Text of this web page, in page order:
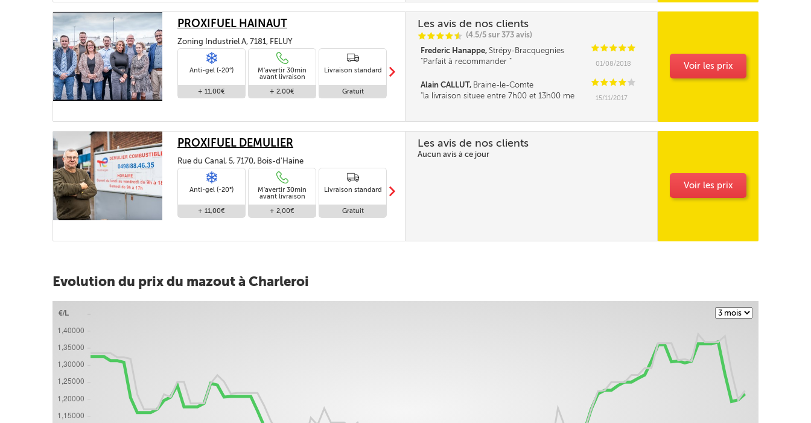
jour de la commande
PROXIFUEL HAINAUT
Zoning Industriel A, 7181, FELUY
Anti-gel (-20°)
+ 11,00€
M'avertir 30min
avant livraison
+ 2,00€
Livraison standard
Gratuit
Gratuit
m
Les avis de nos clients
CCCCi
@ (4.5/5 sur 373 avis)
Frederic Hanappe, Strépy-Bracquegnies CCCCC
Parfait à recommander
01/08/2018
Alain CALLUT, Braine-le-Comte CCCC C
la livraison situee entre 7h00 et 13h00 me
15/11/2017
Voir les prix
PROXIFUEL DEMULIER
Rue du Canal, 5, 7170, Bois-d'Haine
Anti-gel (-20°)
+ 11,00€
M'avertir 30min
avant livraison
+ 2,00€
Livraison standard
Gratuit
m
Les avis de nos clients
Aucun avis à ce jour
Voir les prix
Evolution du prix du mazout à Charleroi